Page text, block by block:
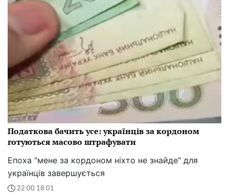
Податкова бачить усе: українців за кордоном
готуються масово штрафувати
Епоха "мене за кордоном ніхто не знайде" для
українців завершується
22:00 18.01